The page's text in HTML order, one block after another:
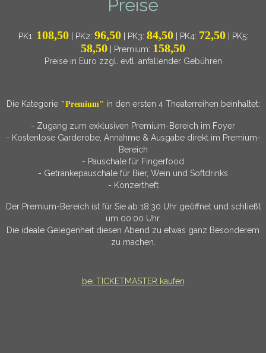
Preise
PK1: 108,50| PK2: 96,50| PK3: 84,50| PK4: 72,50| PK5:
58,50 | Premium: 158,50
Preise in Euro zzgl. evtl. anfallender Gebühren
Die Kategorie "Premium" in den ersten 4 Theaterreihen beinhaltet:
- Zugang zum exklusiven Premium-Bereich im Foyer
- Kostenlose Garderobe, Annahme & Ausgabe direkt im Premium-
Bereich
- Pauschale für Fingerfood
- Getränkepauschale für Bier, Wein und Softdrinks
- Konzertheft
Der Premium-Bereich ist für Sie ab 18:30 Uhr geöffnet und schließt
um 00:00 Uhr.
Die ideale Gelegenheit diesen Abend zu etwas ganz Besonderem
zu machen.
bei TICKETMASTER kaufen